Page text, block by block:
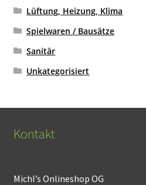
Lüftung, Heizung, Klima
Spielwaren / Bausätze
Sanitär
Unkategorisiert
Kontakt
Michl’s Onlineshop OG